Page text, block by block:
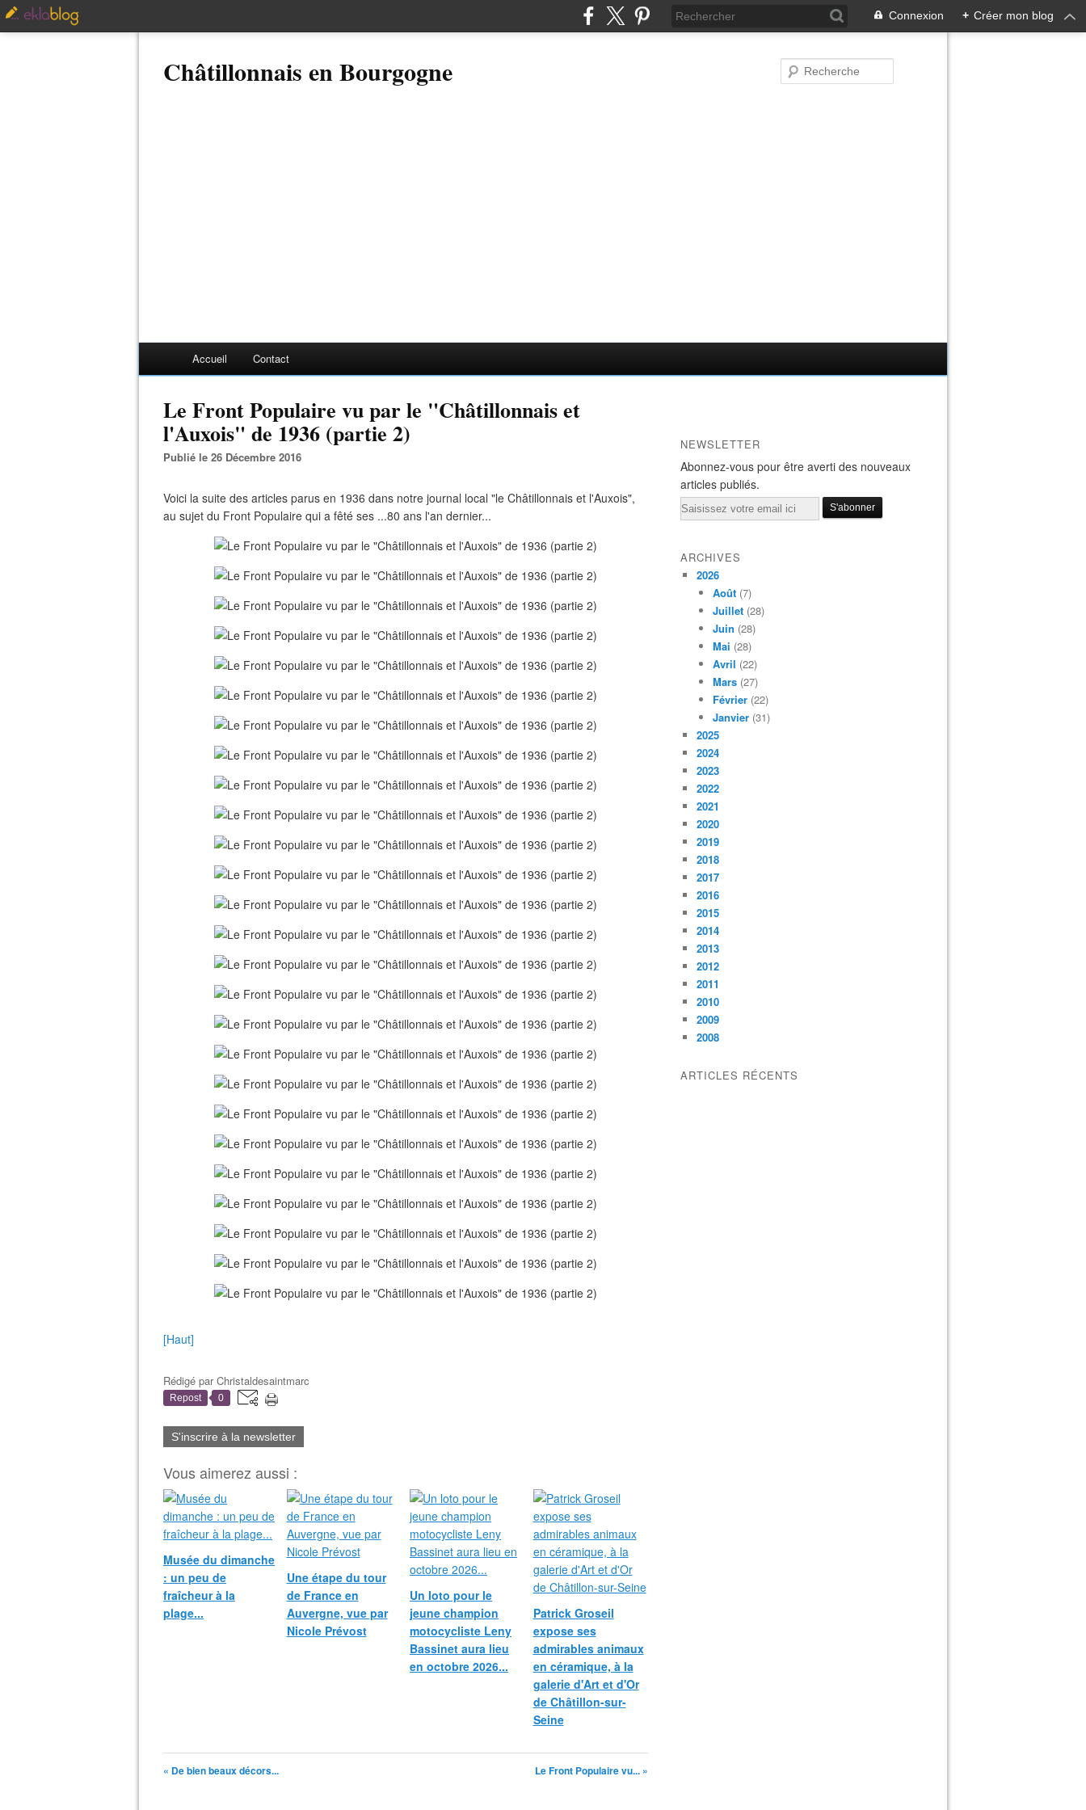
Connexion + Créer mon blog
Châtillonnais en Bourgogne
Accueil Contact
Le Front Populaire vu par le "Châtillonnais et
l'Auxois" de 1936 (partie 2)
Publié le 26 Décembre 2016
Voici la suite des articles parus en 1936 dans notre journal local "le Châtillonnais et l'Auxois",
au sujet du Front Populaire qui a fêté ses ...80 ans l'an dernier...
[Haut]
Rédigé parChristaldesaintmarc
Repost 0
S'inscrire à la newsletter
Vous aimerez aussi :
Musée du dimanche
: un peu de
fraîcheur à la
plage...
Une étape du tour
de France en
Auvergne, vue par
Nicole Prévost
Un loto pour le
jeune champion
motocycliste Leny
Bassinet aura lieu
en octobre 2026...
Patrick Groseil
expose ses
admirables animaux
en céramique, à la
galerie d'Art et d'Or
de Châtillon-sur-
Seine
« De bien beaux décors... Le Front Populaire vu... »
NEWSLETTER
Abonnez-vous pour être averti des nouveaux
articles publiés.
Email
ARCHIVES
2026
Août (7)
Juillet (28)
Juin (28)
Mai (28)
Avril (22)
Mars (27)
Février (22)
Janvier (31)
2025
2024
2023
2022
2021
2020
2019
2018
2017
2016
2015
2014
2013
2012
2011
2010
2009
2008
ARTICLES RÉCENTS